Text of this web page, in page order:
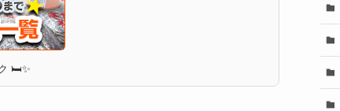
🛏✨